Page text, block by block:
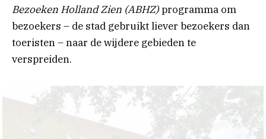
Bezoeken Holland Zien (ABHZ)programma om
bezoekers – de stad gebruikt liever bezoekers dan
toeristen – naar de wijdere gebieden te
verspreiden.